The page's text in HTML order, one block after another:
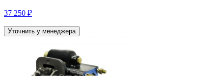
37 250 ₽
Уточнить у менеджера